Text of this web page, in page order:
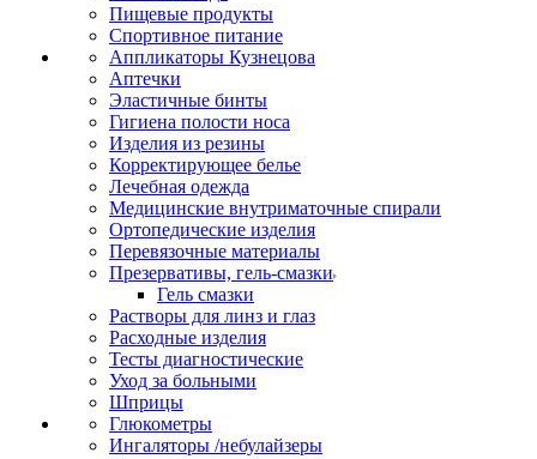
Пищевые продукты
Спортивное питание
Аппликаторы Кузнецова
Аптечки
Эластичные бинты
Гигиена полости носа
Изделия из резины
Корректирующее белье
Лечебная одежда
Медицинские внутриматочные спирали
Ортопедические изделия
Перевязочные материалы
Презервативы, гель-смазки
Гель смазки
Растворы для линз и глаз
Расходные изделия
Тесты диагностические
Уход за больными
Шприцы
Глюкометры
Ингаляторы /небулайзеры